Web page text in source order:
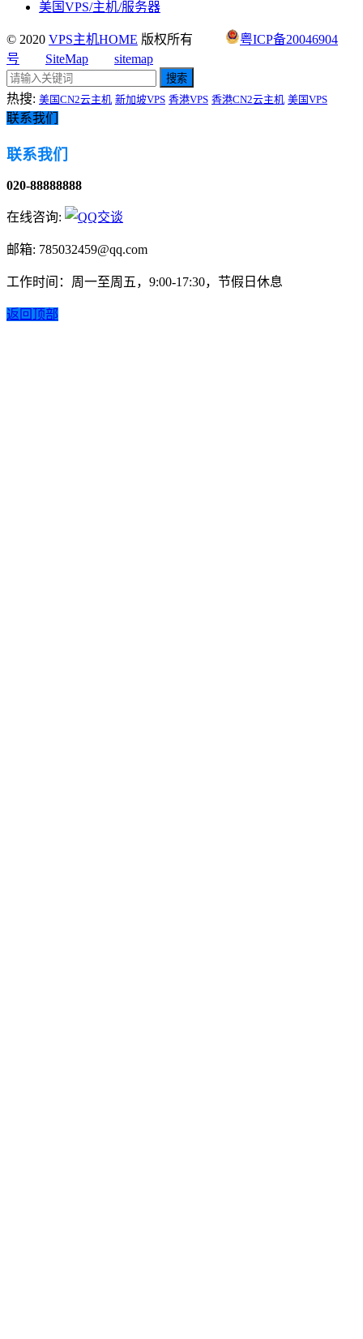
美国VPS/主机/服务器
© 2020 VPS主机HOME 版权所有
粤ICP备20046904
号
SiteMap sitemap
搜索
热搜: 美国CN2云主机 新加坡VPS 香港VPS 香港CN2云主机 美国VPS
联系我们
联系我们
020-88888888
在线咨询:
邮箱: 785032459@qq.com
工作时间：周一至周五，9:00-17:30，节假日休息
返回顶部